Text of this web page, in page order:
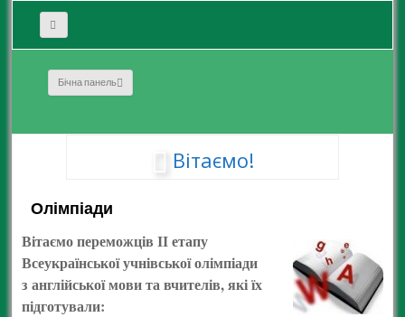
Бічна панель
Вітаємо!
Олімпіади
Вітаємо переможців ІІ етапу
Всеукраїнської учнівської олімпіади
з англійської мови та вчителів, які їх
підготували: